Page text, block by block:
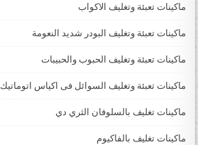
ماكينات تعبئة وتغليف الاكواب
ماكينات تعبئة وتغليف البودر شديد النعومة
ماكينات تعبئة وتغليف الحبوب والحبيبات
ماكينات تعبئة وتغليف السوائل فى اكياس اتوماتيك
ماكينات تغليف بالسلوفان الثري دي
ماكينات تغليف بالفاكيوم